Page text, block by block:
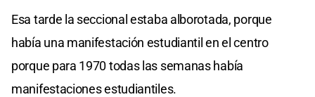
Esa tarde la seccional estaba alborotada, porque
había una manifestación estudiantil en el centro
porque para 1970 todas las semanas había
manifestaciones estudiantiles.